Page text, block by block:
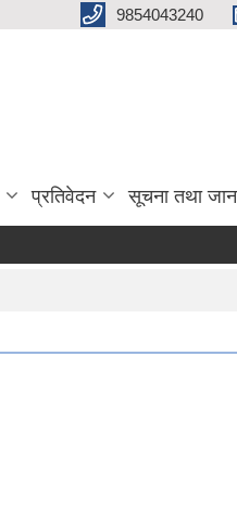
9854043240
प्रतिवेदन सूचना तथा